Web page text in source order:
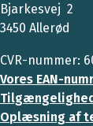
Bjarkesvej 2
3450 Allerød
CVR-nummer:
Vores EAN-
Oplæsning af